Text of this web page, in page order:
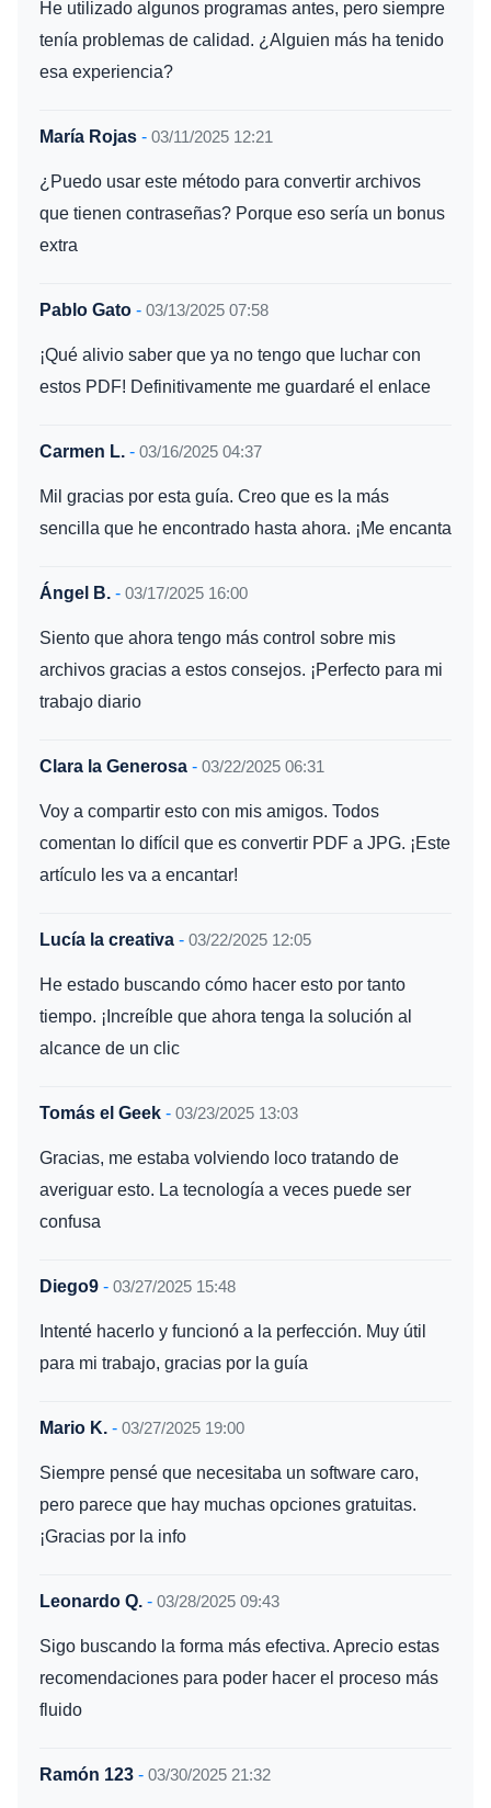
He utilizado algunos programas antes, pero siempre
tenía problemas de calidad. ¿Alguien más ha tenido
esa experiencia?
María Rojas - 03/11/2025 12:21
¿Puedo usar este método para convertir archivos
que tienen contraseñas? Porque eso sería un bonus
extra
Pablo Gato - 03/13/2025 07:58
¡Qué alivio saber que ya no tengo que luchar con
estos PDF! Definitivamente me guardaré el enlace
Carmen L. - 03/16/2025 04:37
Mil gracias por esta guía. Creo que es la más
sencilla que he encontrado hasta ahora. ¡Me encanta
Ángel B. - 03/17/2025 16:00
Siento que ahora tengo más control sobre mis
archivos gracias a estos consejos. ¡Perfecto para mi
trabajo diario
Clara la Generosa - 03/22/2025 06:31
Voy a compartir esto con mis amigos. Todos
comentan lo difícil que es convertir PDF a JPG. ¡Este
artículo les va a encantar!
Lucía la creativa - 03/22/2025 12:05
He estado buscando cómo hacer esto por tanto
tiempo. ¡Increíble que ahora tenga la solución al
alcance de un clic
Tomás el Geek - 03/23/2025 13:03
Gracias, me estaba volviendo loco tratando de
averiguar esto. La tecnología a veces puede ser
confusa
Diego9 - 03/27/2025 15:48
Intenté hacerlo y funcionó a la perfección. Muy útil
para mi trabajo, gracias por la guía
Mario K. - 03/27/2025 19:00
Siempre pensé que necesitaba un software caro,
pero parece que hay muchas opciones gratuitas.
¡Gracias por la info
Leonardo Q. - 03/28/2025 09:43
Sigo buscando la forma más efectiva. Aprecio estas
recomendaciones para poder hacer el proceso más
fluido
Ramón 123 - 03/30/2025 21:32